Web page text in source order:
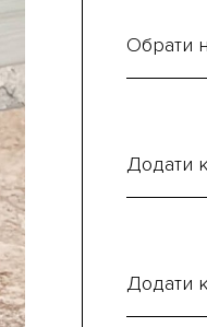
Обрати
Додати
Додати